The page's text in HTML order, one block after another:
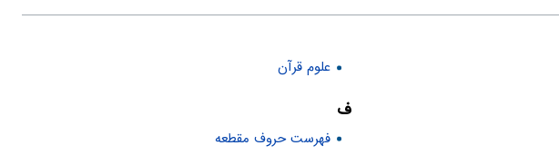
علوم قرآن
ف
فهرست حروف مقطعه